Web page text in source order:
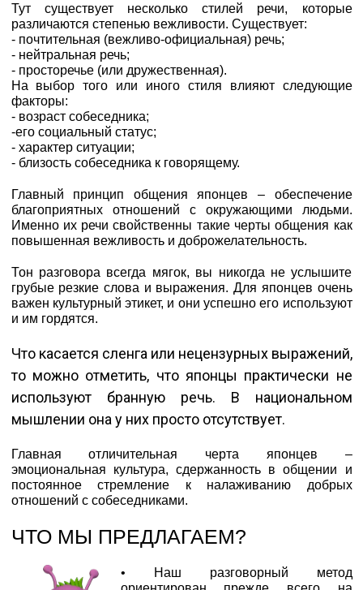
Тут существует несколько стилей речи, которые
различаются степенью вежливости. Существует:
- почтительная (вежливо-официальная) речь;
- нейтральная речь;
- просторечье (или дружественная).
На выбор того или иного стиля влияют следующие
факторы:
- возраст собеседника;
-его социальный статус;
- характер ситуации;
- близость собеседника к говорящему.
Главный принцип общения японцев – обеспечение
благоприятных отношений с окружающими людьми.
Именно их речи свойственны такие черты общения как
повышенная вежливость и доброжелательность.
Тон разговора всегда мягок, вы никогда не услышите
грубые резкие слова и выражения. Для японцев очень
важен культурный этикет, и они успешно его используют
и им гордятся.
Что касается сленга или нецензурных выражений,
то можно отметить, что японцы практически не
используют бранную речь. В национальном
мышлении она у них просто отсутствует.
Главная отличительная черта японцев –
эмоциональная культура, сдержанность в общении и
постоянное стремление к налаживанию добрых
отношений с собеседниками.
ЧТО МЫ ПРЕДЛАГАЕМ?
• Наш разговорный метод